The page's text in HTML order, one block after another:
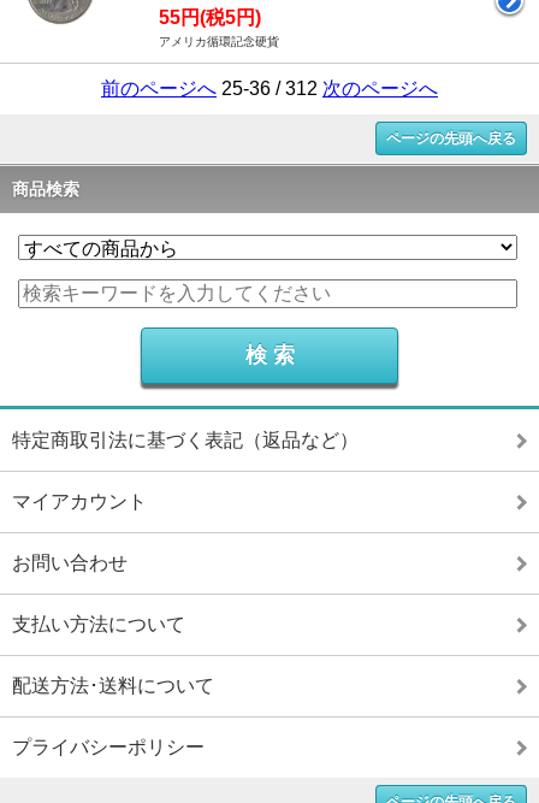
55円(税5円)
アメリカ循環記念硬貨
前のページへ 25-36 / 312 次のページへ
ページの先頭へ戻る
商品検索
特定商取引法に基づく表記（返品など）
マイアカウント
お問い合わせ
支払い方法について
配送方法･送料について
プライバシーポリシー